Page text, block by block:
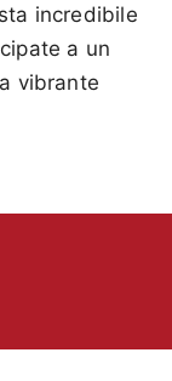
incredibile
a un
vibrante